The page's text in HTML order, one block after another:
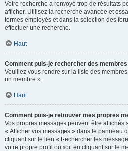
Votre recherche a renvoyé trop de résultats
afficher. Utilisez la recherche avancée et
termes employés et dans la sélection des
effectuer une recherche.
Haut
Comment puis-je rechercher des membres
Veuillez vous rendre sur la liste des
un membre ».
Haut
Comment puis-je retrouver mes propres
Vos propres messages peuvent être affichés
« Afficher vos messages » dans le panneau
cliquant sur le lien « Rechercher les
votre propre profil ou soit en cliquant sur le